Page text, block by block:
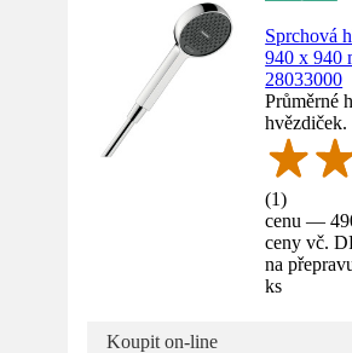
Sprchová
940 x 940
28033000
Průměrné
(1)
cenu —
ceny vč.
na
ks
Koupit on-line